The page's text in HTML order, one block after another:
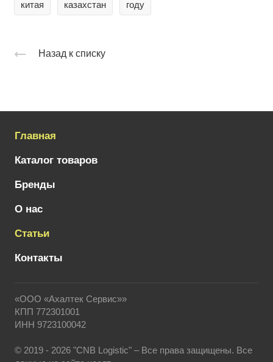
китая казахстан году
Назад к списку
Главная
Каталог товаров
Бренды
О нас
Статьи
Контакты
«ООО «Ахалтек Сервис»»
КПП 772301001
ИНН 9723100042
© 2019 - 2026 "CNB Logistic" – Все права защищены. Все